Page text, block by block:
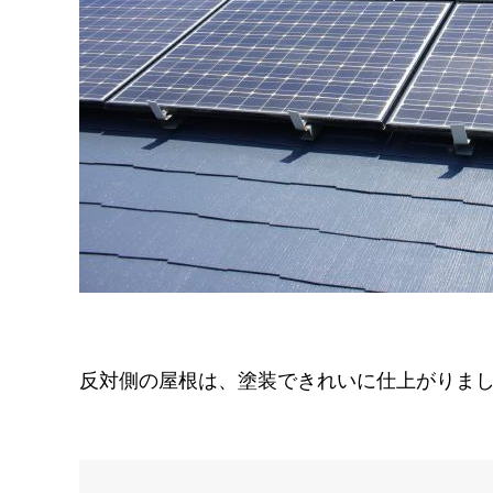
反対側の屋根は、塗装できれいに仕上がりま